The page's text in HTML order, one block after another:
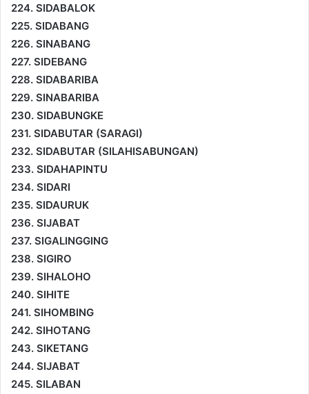
224. SIDABALOK
225. SIDABANG
226. SINABANG
227. SIDEBANG
228. SIDABARIBA
229. SINABARIBA
230. SIDABUNGKE
231. SIDABUTAR (SARAGI)
232. SIDABUTAR (SILAHISABUNGAN)
233. SIDAHAPINTU
234. SIDARI
235. SIDAURUK
236. SIJABAT
237. SIGALINGGING
238. SIGIRO
239. SIHALOHO
240. SIHITE
241. SIHOMBING
242. SIHOTANG
243. SIKETANG
244. SIJABAT
245. SILABAN